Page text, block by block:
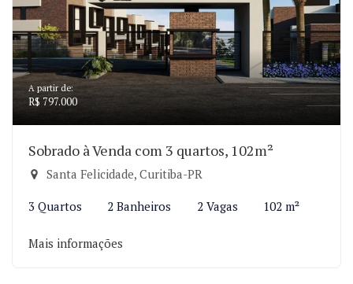
A partir de:
R$ 797.000
Sobrado à Venda com 3 quartos, 102m²
Santa Felicidade, Curitiba-PR
3 Quartos 2 Banheiros 2 Vagas 102 m²
Mais informações